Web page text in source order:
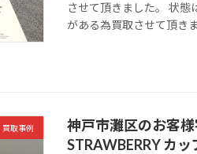
させて頂きました。 状
がある為買取させて頂きま
買取事例
神戸市灘区のお客
STRAWBERRY カ